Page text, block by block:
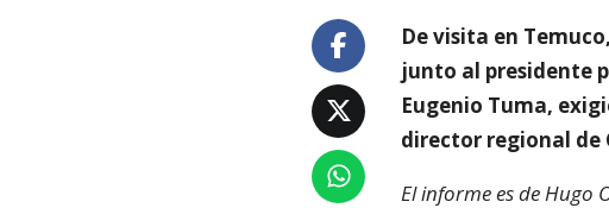
De visita en
junto al presidente
Eugenio Tuma,
director regional de
El informe es de Hugo